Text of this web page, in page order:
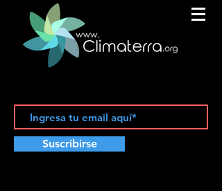
Suscribirse